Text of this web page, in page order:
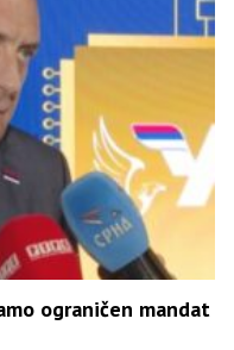
ograničen mandat